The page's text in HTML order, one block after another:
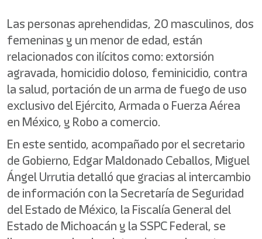
Las personas aprehendidas, 20 masculinos, dos
femeninas y un menor de edad, están
relacionados con ilícitos como: extorsión
agravada, homicidio doloso, feminicidio, contra
la salud, portación de un arma de fuego de uso
exclusivo del Ejército, Armada o Fuerza Aérea
en México, y Robo a comercio.
En este sentido, acompañado por el secretario
de Gobierno, Edgar Maldonado Ceballos, Miguel
Ángel Urrutia detalló que gracias al intercambio
de información con la Secretaría de Seguridad
del Estado de México, la Fiscalía General del
Estado de Michoacán y la SSPC Federal, se